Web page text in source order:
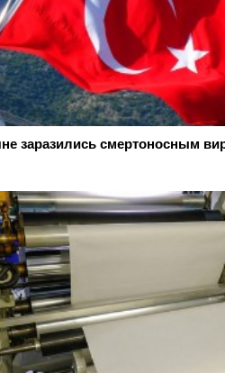
заразились смертоносным